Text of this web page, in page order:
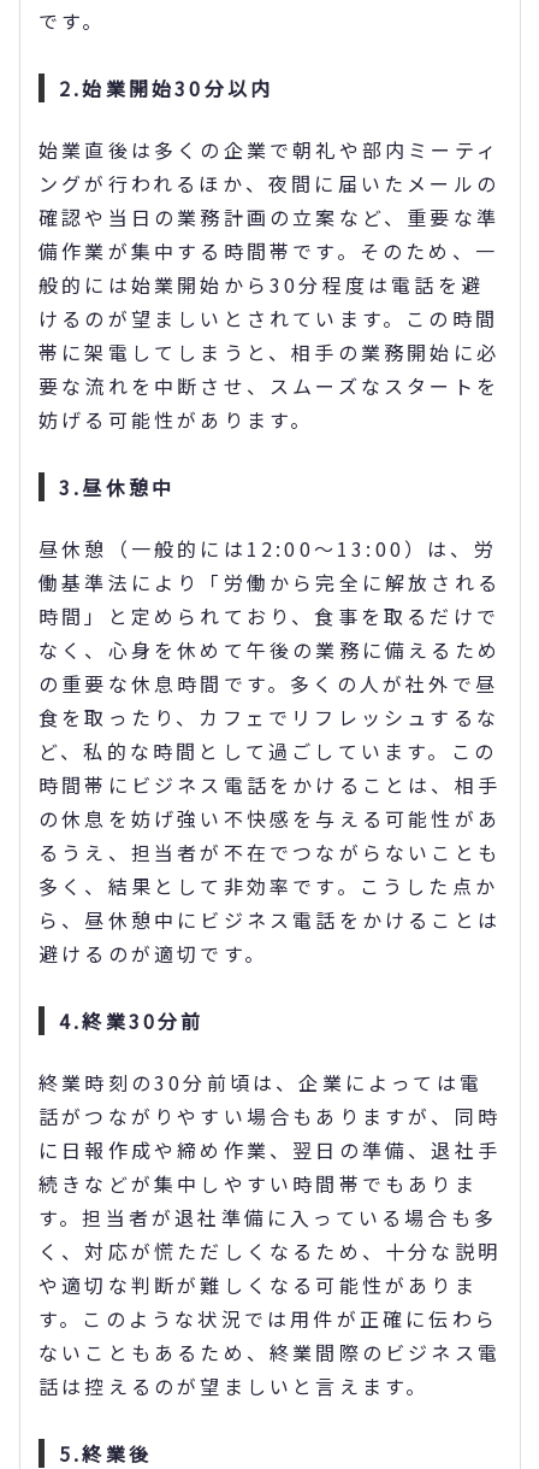
です。
2.始業開始30分以内
始業直後は多くの企業で朝礼や部内ミーティ
ングが行われるほか、夜間に届いたメールの
確認や当日の業務計画の立案など、重要な準
備作業が集中する時間帯です。そのため、一
般的には始業開始から30分程度は電話を避
けるのが望ましいとされています。この時間
帯に架電してしまうと、相手の業務開始に必
要な流れを中断させ、スムーズなスタートを
妨げる可能性があります。
3.昼休憩中
昼休憩（一般的には12:00〜13:00）は、労
働基準法により「労働から完全に解放される
時間」と定められており、食事を取るだけで
なく、心身を休めて午後の業務に備えるため
の重要な休息時間です。多くの人が社外で昼
食を取ったり、カフェでリフレッシュするな
ど、私的な時間として過ごしています。この
時間帯にビジネス電話をかけることは、相手
の休息を妨げ強い不快感を与える可能性があ
るうえ、担当者が不在でつながらないことも
多く、結果として非効率です。こうした点か
ら、昼休憩中にビジネス電話をかけることは
避けるのが適切です。
4.終業30分前
終業時刻の30分前頃は、企業によっては電
話がつながりやすい場合もありますが、同時
に日報作成や締め作業、翌日の準備、退社手
続きなどが集中しやすい時間帯でもありま
す。担当者が退社準備に入っている場合も多
く、対応が慌ただしくなるため、十分な説明
や適切な判断が難しくなる可能性がありま
す。このような状況では用件が正確に伝わら
ないこともあるため、終業間際のビジネス電
話は控えるのが望ましいと言えます。
5.終業後